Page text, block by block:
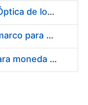
Conexión mediante Fibra Óptica de los Centros de Proceso de Datos (CPDs) de las sedes de la FNMT-RCM de Burgos y Madrid
Contratación de acuerdo marco para el Suministro de Material de Electricidad para la Fábrica Nacional de Moneda y Timbre-Real Casa de la Moneda en su centro de trabajo de Burgos
Suministro de estuches para moneda de 30 €